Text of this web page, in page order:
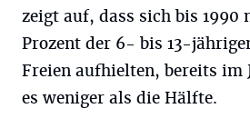
zeigt auf, dass sich bis 1990
Prozent der 6- bis 13-
Freien aufhielten, bereits im
es weniger als die Hälfte.